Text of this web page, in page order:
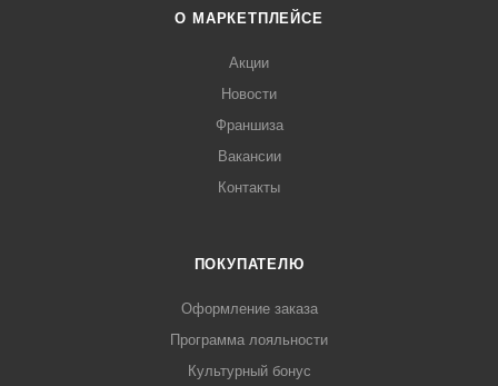
О МАРКЕТПЛЕЙСЕ
Акции
Новости
Франшиза
Вакансии
Контакты
ПОКУПАТЕЛЮ
Оформление заказа
Программа лояльности
Культурный бонус